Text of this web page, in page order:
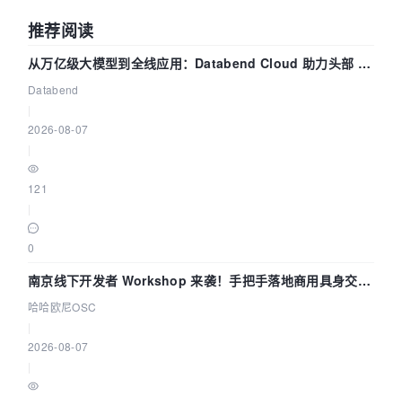
推荐阅读
从万亿级大模型到全线应用：Databend Cloud 助力头部 AI
企业构建全链路 Trace 数据管道
Databend
2026-08-07
121
0
南京线下开发者 Workshop 来袭！手把手落地商用具身交互
智能 Agent 应用
哈哈欧尼OSC
2026-08-07